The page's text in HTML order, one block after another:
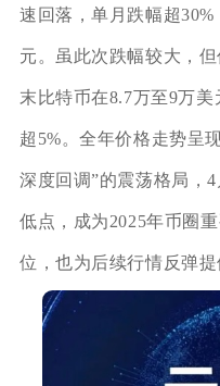
速回落，单月跌幅超
元。虽此次跌幅较大，
末比特币在8.7万至9万
超5%。全年价格走势
深度回调”的震荡格局，
低点，成为2025年币圈
位，也为后续行情反弹提